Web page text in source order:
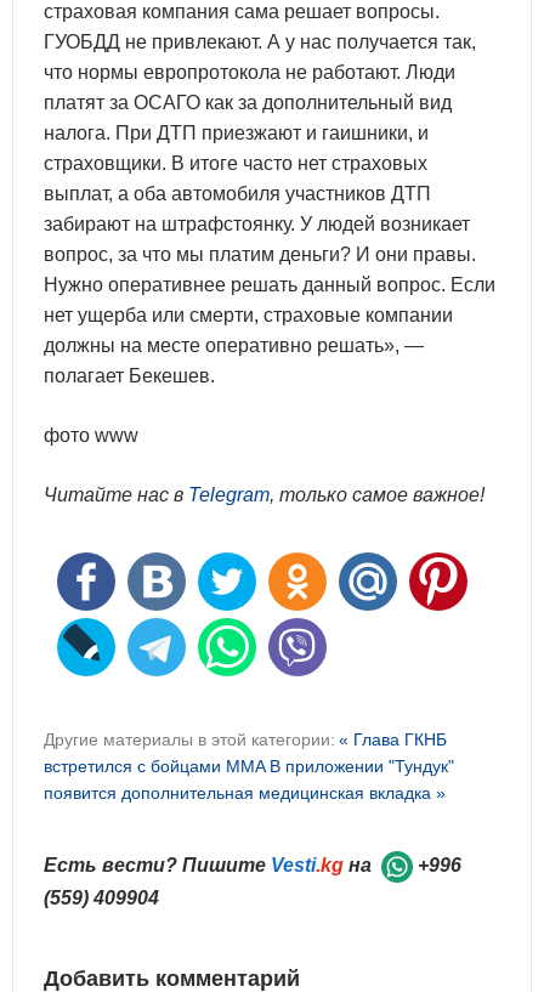
страховая компания сама решает вопросы.
ГУОБДД не привлекают. А у нас получается так,
что нормы европротокола не работают. Люди
платят за ОСАГО как за дополнительный вид
налога. При ДТП приезжают и гаишники, и
страховщики. В итоге часто нет страховых
выплат, а оба автомобиля участников ДТП
забирают на штрафстоянку. У людей возникает
вопрос, за что мы платим деньги? И они правы.
Нужно оперативнее решать данный вопрос. Если
нет ущерба или смерти, страховые компании
должны на месте оперативно решать», —
полагает Бекешев.
фото www
Читайте нас в Telegram, только самое важное!
Другие материалы в этой категории: « Глава ГКНБ
встретился с бойцами ММА В приложении "Тундук"
появится дополнительная медицинская вкладка »
Есть вести? Пишите Vesti.kg на
+996
(559) 409904
Добавить комментарий